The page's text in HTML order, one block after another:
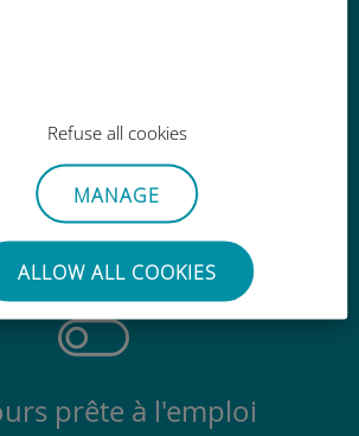
Refuse all cookies
MANAGE
ALLOW ALL COOKIES
Sans effort
de retirer votre carte
SIM existante
prête à l'emploi